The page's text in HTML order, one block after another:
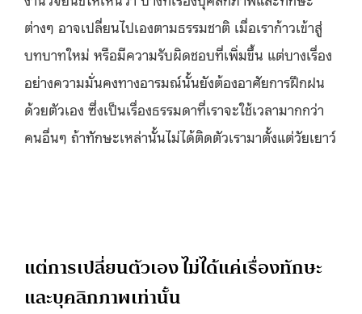
ต่างๆ อาจเปลี่ยนไปเองตามธรรมชาติ เมื่อเราก้าวเข้าสู่
บทบาทใหม่ หรือมีความรับผิดชอบที่เพิ่มขึ้น แต่บางเรื่อง
อย่างความมั่นคงทางอารมณ์นั้นยังต้องอาศัยการฝึกฝน
ด้วยตัวเอง ซึ่งเป็นเรื่องธรรมดาที่เราจะใช้เวลามากกว่า
คนอื่นๆ ถ้าทักษะเหล่านั้นไม่ได้ติดตัวเรามาตั้งแต่วัยเยาว์
แต่การเปลี่ยนตัวเอง ไม่ได้แค่เรื่องทักษะ
และบุคลิกภาพเท่านั้น